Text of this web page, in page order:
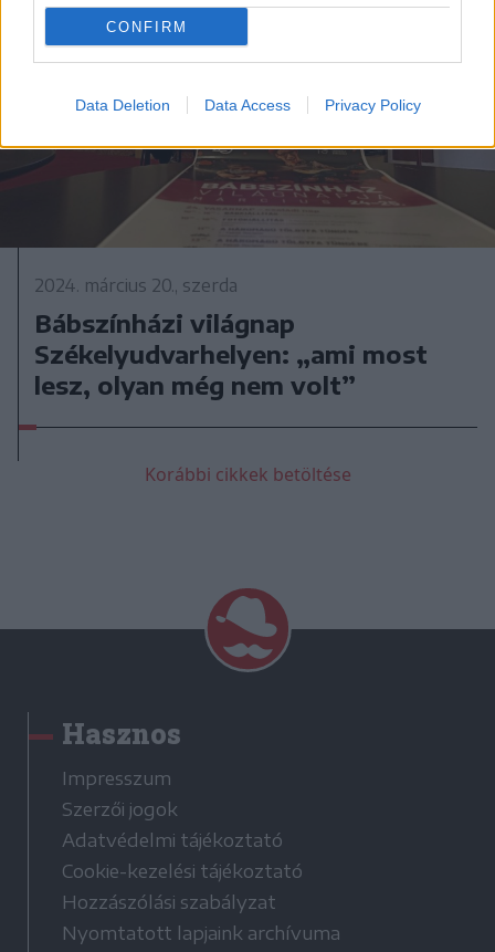
CONFIRM
Data Deletion Data Access Privacy Policy
2024. március 20., szerda
Bábszínházi világnap
Székelyudvarhelyen: „ami most
lesz, olyan még nem volt”
Korábbi cikkek betöltése
Hasznos
Impresszum
Szerzői jogok
Adatvédelmi tájékoztató
Cookie-kezelési tájékoztató
Hozzászólási szabályzat
Nyomtatott lapjaink archívuma